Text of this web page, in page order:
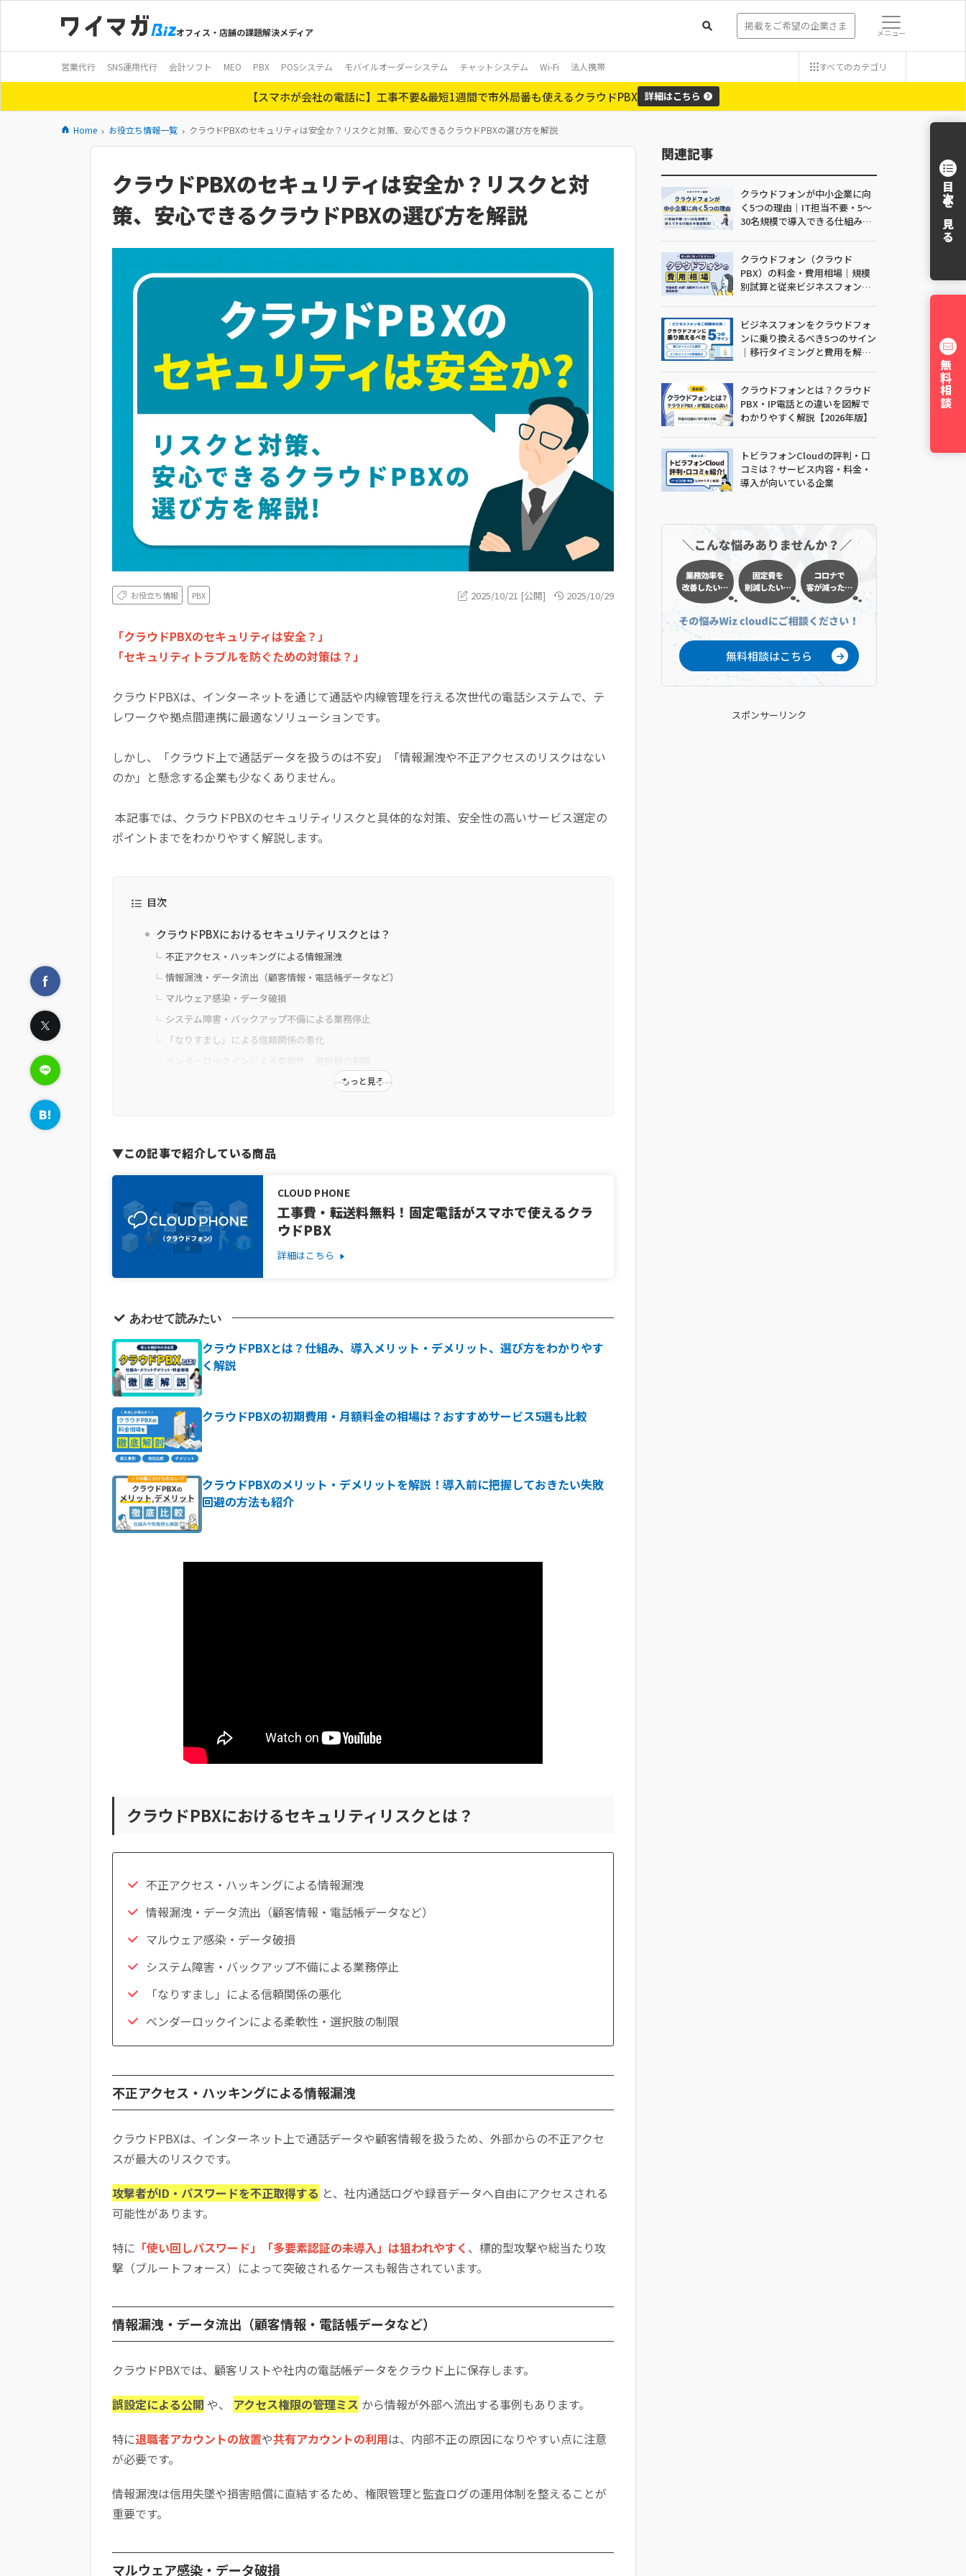
オフィス・店舗の課題解決メディア 掲載をご希望の企業さま メニュー
営業代行 SNS運用代行 会計ソフト MEO PBX POSシステム モバイルオーダーシステム チャットシステム Wi-Fi 法人携帯 すべてのカテゴリ
【スマホが会社の電話に】工事不要&最短1週間で市外局番も使えるクラウドPBX 詳細はこちら
Home お役立ち情報一覧 クラウドPBXのセキュリティは安全か？リスクと対策、安心できるクラウドPBXの選び方を解説
目次を見る
クラウドPBXのセキュリティは安全か？リスクと対
策、安心できるクラウドPBXの選び方を解説
お役立ち情報 PBX 2025/10/21 [公開] 2025/10/29
「クラウドPBXのセキュリティは安全？」
「セキュリティトラブルを防ぐための対策は？」
クラウドPBXは、インターネットを通じて通話や内線管理を行える次世代の電話システムで、テ
レワークや拠点間連携に最適なソリューションです。
しかし、「クラウド上で通話データを扱うのは不安」「情報漏洩や不正アクセスのリスクはない
のか」と懸念する企業も少なくありません。
本記事では、クラウドPBXのセキュリティリスクと具体的な対策、安全性の高いサービス選定の
ポイントまでをわかりやすく解説します。
目次
もっと見る
クラウドPBXにおけるセキュリティリスクとは？
不正アクセス・ハッキングによる情報漏洩
情報漏洩・データ流出（顧客情報・電話帳データなど）
マルウェア感染・データ破損
システム障害・バックアップ不備による業務停止
「なりすまし」による信頼関係の悪化
クラウドPBXサービスならではのセキュリティ体制
データセンターの分散運用によるBCP・リスク分散
アカウント情報・パスワードの適切な管理
多要素認証やアクセス権限の設定で不正利用を防ぐ
デバイス・ソフトウェアを常に最新の状態に保つ
社内ルール策定と従業員へのセキュリティ教育
セキュリティを重視した安全性の高いクラウドPBXの選び方
サポート体制と運用監視の充実度を確認する
導入実績や口コミをチェックする
データセンターの分散性と堅牢性を確認する
通信の暗号化とプライバシー保護機能を確認する
ユーザー認証・アクセス制御の仕組みを確認する
長年の開発実績・運用ノウハウがあるかを確認する
安全性の高いクラウドPBXならCLOUD PHONEがおすすめ
クラウドPBXのセキュリティに関するよくある質問
まとめ
▼この記事で紹介している商品
CLOUD PHONE
工事費・転送料無料！固定電話がスマホで使えるクラ
ウドPBX
詳細はこちら
あわせて読みたい
クラウドPBXとは？仕組み、導入メリット・デメリット、選び方をわかりやす
く解説
クラウドPBXの初期費用・月額料金の相場は？おすすめサービス5選も比較
クラウドPBXのメリット・デメリットを解説！導入前に把握しておきたい失敗
回避の方法も紹介
クラウドPBXにおけるセキュリティリスクとは？
不正アクセス・ハッキングによる情報漏洩
情報漏洩・データ流出（顧客情報・電話帳データなど）
マルウェア感染・データ破損
システム障害・バックアップ不備による業務停止
「なりすまし」による信頼関係の悪化
ベンダーロックインによる柔軟性・選択肢の制限
不正アクセス・ハッキングによる情報漏洩
クラウドPBXは、インターネット上で通話データや顧客情報を扱うため、外部からの不正アクセ
スが最大のリスクです。
攻撃者がID・パスワードを不正取得する と、社内通話ログや録音データへ自由にアクセスされる
可能性があります。
特に 「使い回しパスワード」「多要素認証の未導入」は狙われやすく 、標的型攻撃や総当たり攻
撃（ブルートフォース）によって突破されるケースも報告されています。
情報漏洩・データ流出（顧客情報・電話帳データなど）
クラウドPBXでは、顧客リストや社内の電話帳データをクラウド上に保存します。
誤設定による公開 や、 アクセス権限の管理ミス から情報が外部へ流出する事例もあります。
特に退職者アカウントの放置や共有アカウントの利用は、内部不正の原因になりやすい点に注意
が必要です。
情報漏洩は信用失墜や損害賠償に直結するため、権限管理と監査ログの運用体制を整えることが
重要です。
マルウェア感染・データ破損
関連記事
クラウドフォンが中小企業に向
く5つの理由｜IT担当不要・5〜
30名規模で導入できる仕組みを
クラウドフォン（クラウド
PBX）の料金・費用相場｜規模
別試算と従来ビジネスフォンと
ビジネスフォンをクラウドフォ
ンに乗り換えるべき5つのサイン
｜移行タイミングと費用を解説
クラウドフォンとは？クラウド
PBX・IP電話との違いを図解で
わかりやすく解説【2026年版】
トビラフォンCloudの評判・口
コミは？サービス内容・料金・
導入が向いている企業
無料相談はこちら
スポンサーリンク
無料相談